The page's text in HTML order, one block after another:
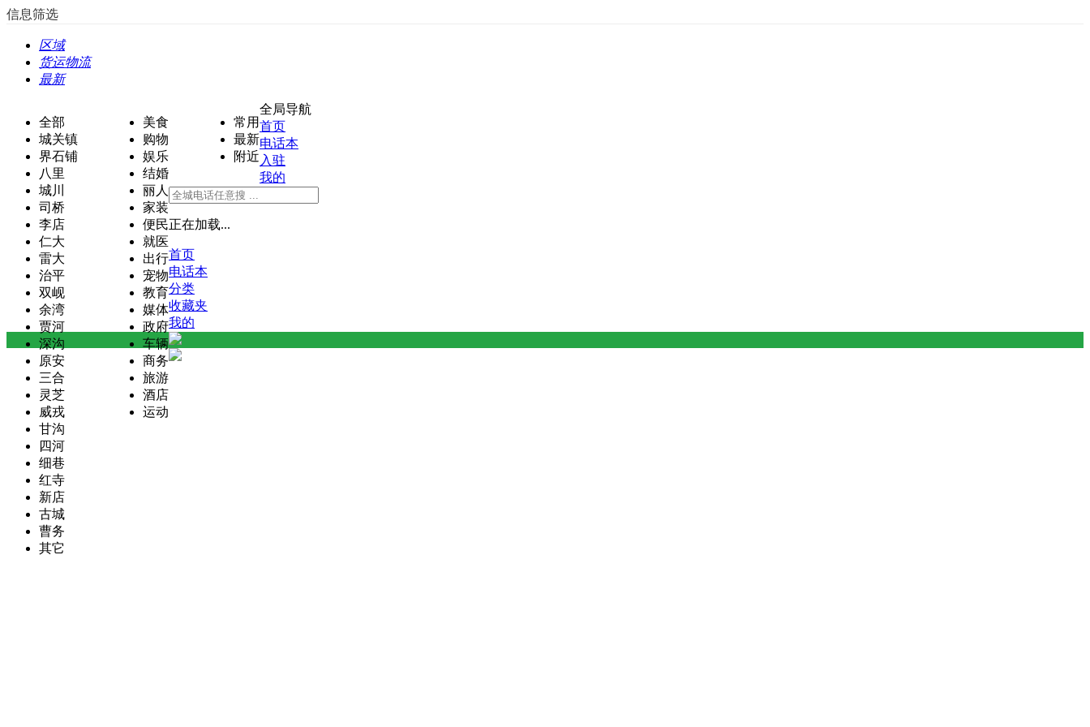
信息筛选
区域
货运物流
最新
全部
城关镇
界石铺
八里
城川
司桥
李店
仁大
雷大
治平
双岘
余湾
贾河
深沟
原安
三合
灵芝
威戎
甘沟
四河
细巷
红寺
新店
古城
曹务
其它
美食
购物
娱乐
结婚
丽人
家装
便民
就医
出行
宠物
教育
媒体
政府
车辆
商务
旅游
酒店
运动
常用
最新
附近
全局导航
首页
电话本
入驻
我的
正在加载...
首页
电话本
分类
收藏夹
我的